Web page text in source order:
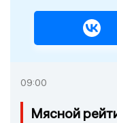
09:00
Мясной